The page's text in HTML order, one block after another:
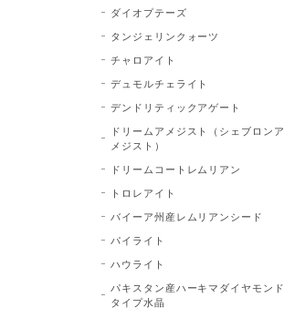
ダイオプテーズ
タンジェリンクォーツ
チャロアイト
デュモルチェライト
デンドリティックアゲート
ドリームアメジスト（シェブロンア
メジスト）
ドリームコートレムリアン
トロレアイト
バイーア州産レムリアンシード
パイライト
ハウライト
パキスタン産ハーキマダイヤモンド
タイプ水晶